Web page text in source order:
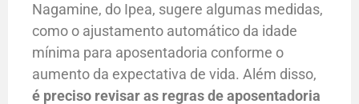
Nagamine, do Ipea, sugere algumas medidas,
como o ajustamento automático da idade
mínima para aposentadoria conforme o
aumento da expectativa de vida. Além disso,
é preciso revisar as regras de aposentadoria